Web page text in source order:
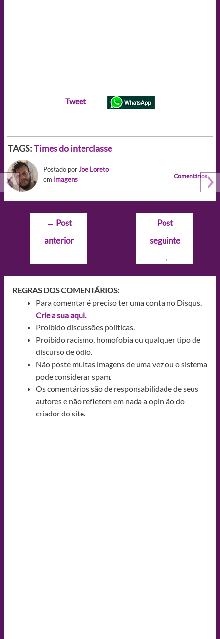
Tweet
TAGS:Times do interclasse
Postado porJoe Loreto
em Imagens Comentários
Navegação
Post
← Post
anterior
Post
seguinte
→
REGRAS DOS COMENTÁRIOS:
Para comentar é preciso ter uma conta no Disqus.
Crie a sua aqui.
Proibido discussões políticas.
Proibido racismo, homofobia ou qualquer tipo de
discurso de ódio.
Não poste muitas imagens de uma vez ou o sistema
pode considerar spam.
Os comentários são de responsabilidade de seus
autores e não refletem em nada a opinião do
criador do site.